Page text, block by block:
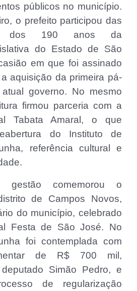
públicos no município.
o prefeito participou das
dos 190 anos da
do Estado de São
em que foi assinado
aquisição da primeira pá-
governo. No mesmo
firmou parceria com a
Tabata Amaral, o que
do Instituto de
referência cultural e
comemorou o
de Campos Novos,
do município, celebrado
Festa de São José. No
foi contemplada com
de R$ 700 mil,
Simão Pedro, e
de regularização